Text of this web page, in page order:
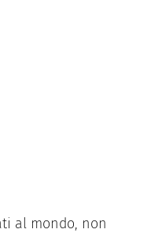
al mondo, non